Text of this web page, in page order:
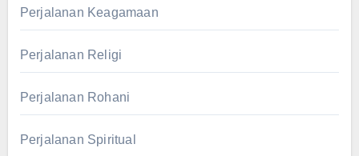
Perjalanan Keagamaan
Perjalanan Religi
Perjalanan Rohani
Perjalanan Spiritual